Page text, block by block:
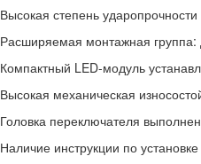
Высокая степень ударопрочности
Расширяемая монтажная группа:
Компактный LED-модуль
Высокая механическая
Головка переключателя
Наличие инструкции по